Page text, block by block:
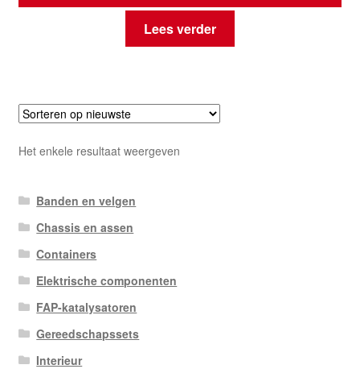
Lees verder
Het enkele resultaat weergeven
Banden en velgen
Chassis en assen
Containers
Elektrische componenten
FAP-katalysatoren
Gereedschapssets
Interieur